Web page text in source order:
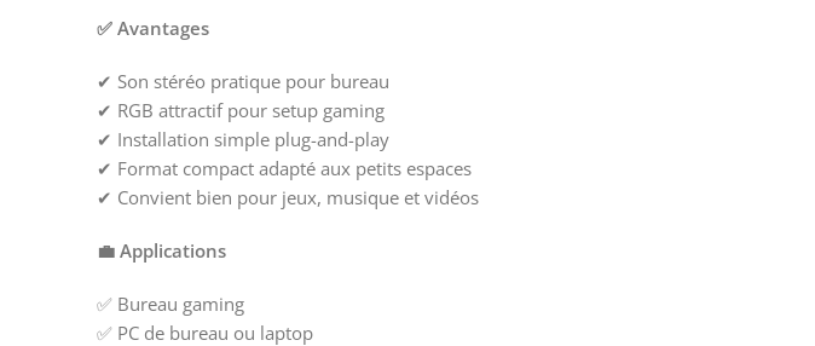
✅ Avantages
✔ Son stéréo pratique pour bureau
✔ RGB attractif pour setup gaming
✔ Installation simple plug-and-play
✔ Format compact adapté aux petits espaces
✔ Convient bien pour jeux, musique et vidéos
💼 Applications
✅ Bureau gaming
✅ PC de bureau ou laptop